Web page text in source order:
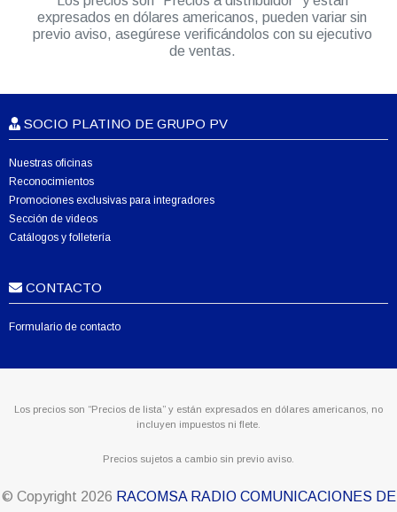
expresados en dólares americanos, pueden variar sin
previo aviso, asegúrese verificándolos con su ejecutivo
de ventas.
SOCIO PLATINO DE GRUPO PV
Nuestras oficinas
Reconocimientos
Promociones exclusivas para integradores
Sección de videos
Catálogos y folletería
CONTACTO
Formulario de contacto
Los precios son “Precios de lista” y están expresados en dólares americanos, no
incluyen impuestos ni flete.
Precios sujetos a cambio sin previo aviso.
© Copyright 2026 RACOMSA RADIO COMUNICACIONES DE